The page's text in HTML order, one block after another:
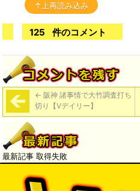
↑上再読み込み
125 件のコメント
← 阪神 諸事情で大竹調査打ち
切り【Vデイリー】
最新記事 取得失敗